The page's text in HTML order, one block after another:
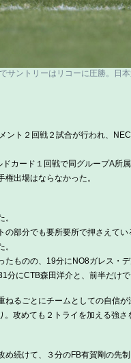
サントリーはリコーに圧勝。日
ト２回戦２試合が行われ、
カード１回戦で同グループA所
出場はならなかった。
部分でも要所要所で押さえて
ものの、19分にNO8ガレス・
にCTB森田洋介と、前半だけ
るごとにチームとしての自信
攻めても２トライを加える強
続けて、３分のFB有賀剛の先